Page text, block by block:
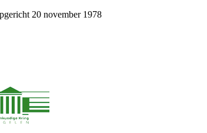
20 november 1978